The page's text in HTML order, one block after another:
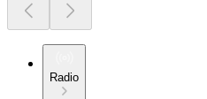
Radio